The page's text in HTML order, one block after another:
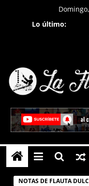
contenido
Lo último:
La
Flauta
Dulce
Tutoriales
NOTAS DE FLAUTA